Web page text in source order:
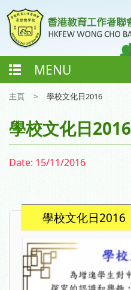
MENU
主頁 > 學校文化日2016
學校文化日2016
Date: 15/11/2016
學校文化日2016